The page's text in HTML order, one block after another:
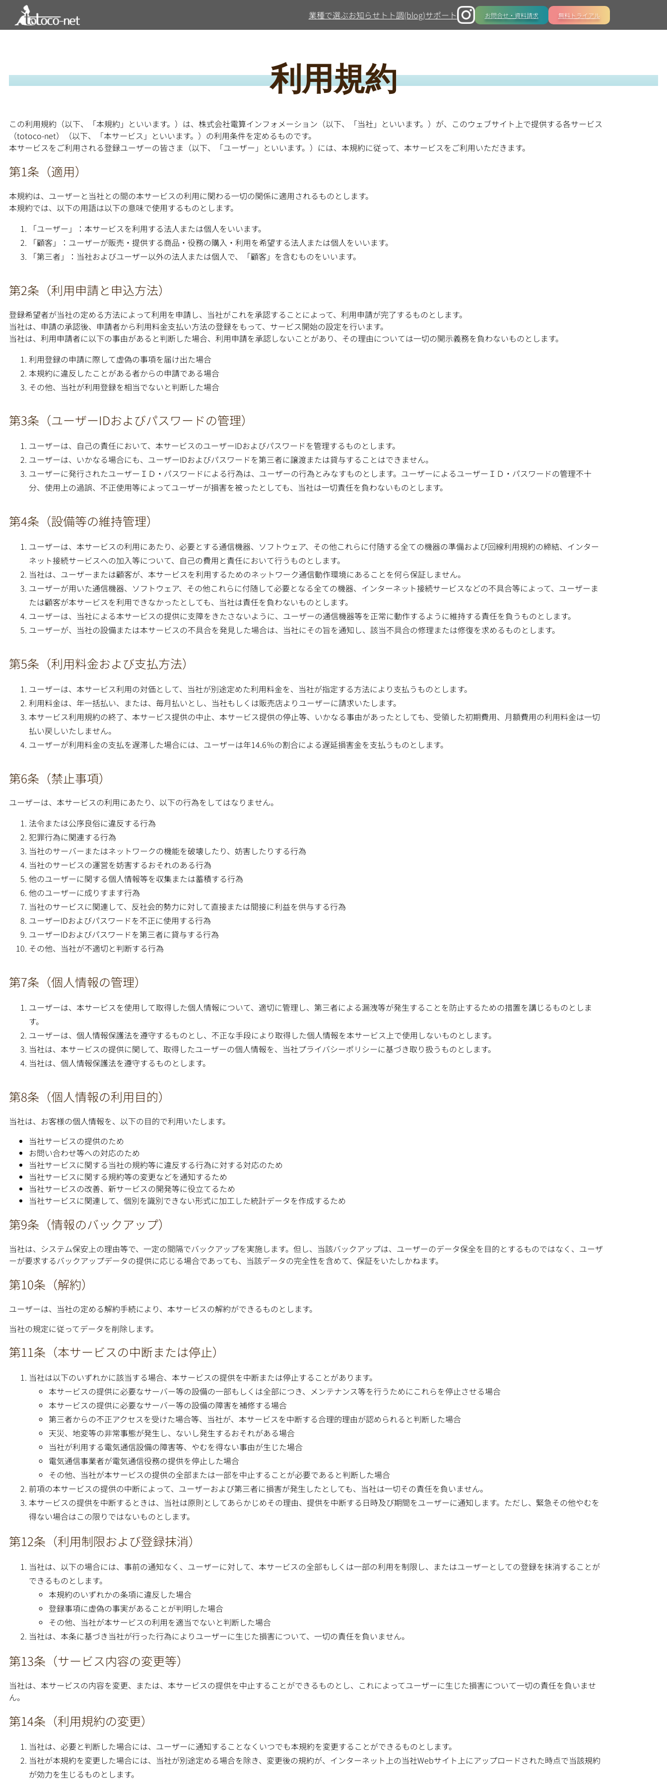
を
プ
業種で選ぶお知らせ トト調(blog)サポート Instagram
お問合せ・資料請求 無料トライアル
利用規約
この利用規約（以下、「本規約」といいます。）は、株式会社電算インフォメーション（以下、「当社」といいます。）が、このウェブサイト上で提供する各サービス
（totoco-net）（以下、「本サービス」といいます。）の利用条件を定めるものです。
本サービスをご利用される登録ユーザーの皆さま（以下、「ユーザー」といいます。）には、本規約に従って、本サービスをご利用いただきます。
第1条（適用）
本規約は、ユーザーと当社との間の本サービスの利用に関わる一切の関係に適用されるものとします。
本規約では、以下の用語は以下の意味で使用するものとします。
「ユーザー」：本サービスを利用する法人または個人をいいます。
「顧客」：ユーザーが販売・提供する商品・役務の購入・利用を希望する法人または個人をいいます。
「第三者」：当社およびユーザー以外の法人または個人で、「顧客」を含むものをいいます。
第2条（利用申請と申込方法）
登録希望者が当社の定める方法によって利用を申請し、当社がこれを承認することによって、利用申請が完了するものとします。
当社は、申請の承認後、申請者から利用料金支払い方法の登録をもって、サービス開始の設定を行います。
当社は、利用申請者に以下の事由があると判断した場合、利用申請を承認しないことがあり、その理由については一切の開示義務を負わないものとします。
利用登録の申請に際して虚偽の事項を届け出た場合
本規約に違反したことがある者からの申請である場合
その他、当社が利用登録を相当でないと判断した場合
第3条（ユーザーIDおよびパスワードの管理）
ユーザーは、自己の責任において、本サービスのユーザーIDおよびパスワードを管理するものとします。
ユーザーは、いかなる場合にも、ユーザーIDおよびパスワードを第三者に譲渡または貸与することはできません。
ユーザーに発行されたユーザーＩＤ・パスワードによる行為は、ユーザーの行為とみなすものとします。ユーザーによるユーザーＩＤ・パスワードの管理不十
分、使用上の過誤、不正使用等によってユーザーが損害を被ったとしても、当社は一切責任を負わないものとします。
第4条（設備等の維持管理）
ユーザーは、本サービスの利用にあたり、必要とする通信機器、ソフトウェア、その他これらに付随する全ての機器の準備および回線利用規約の締結、インター
ネット接続サービスへの加入等について、自己の費用と責任において行うものとします。
当社は、ユーザーまたは顧客が、本サービスを利用するためのネットワーク通信動作環境にあることを何ら保証しません。
ユーザーが用いた通信機器、ソフトウェア、その他これらに付随して必要となる全ての機器、インターネット接続サービスなどの不具合等によって、ユーザーま
たは顧客が本サービスを利用できなかったとしても、当社は責任を負わないものとします。
ユーザーは、当社による本サービスの提供に支障をきたさないように、ユーザーの通信機器等を正常に動作するように維持する責任を負うものとします。
ユーザーが、当社の設備または本サービスの不具合を発見した場合は、当社にその旨を通知し、該当不具合の修理または修復を求めるものとします。
第5条（利用料金および支払方法）
ユーザーは、本サービス利用の対価として、当社が別途定めた利用料金を、当社が指定する方法により支払うものとします。
利用料金は、年一括払い、または、毎月払いとし、当社もしくは販売店よりユーザーに請求いたします。
本サービス利用規約の終了、本サービス提供の中止、本サービス提供の停止等、いかなる事由があったとしても、受領した初期費用、月額費用の利用料金は一切
払い戻しいたしません。
ユーザーが利用料金の支払を遅滞した場合には、ユーザーは年14.6％の割合による遅延損害金を支払うものとします。
第6条（禁止事項）
ユーザーは、本サービスの利用にあたり、以下の行為をしてはなりません。
法令または公序良俗に違反する行為
犯罪行為に関連する行為
当社のサーバーまたはネットワークの機能を破壊したり、妨害したりする行為
当社のサービスの運営を妨害するおそれのある行為
他のユーザーに関する個人情報等を収集または蓄積する行為
他のユーザーに成りすます行為
当社のサービスに関連して、反社会的勢力に対して直接または間接に利益を供与する行為
ユーザーIDおよびパスワードを不正に使用する行為
ユーザーIDおよびパスワードを第三者に貸与する行為
その他、当社が不適切と判断する行為
第7条（個人情報の管理）
ユーザーは、本サービスを使用して取得した個人情報について、適切に管理し、第三者による漏洩等が発生することを防止するための措置を講じるものとしま
す。
ユーザーは、個人情報保護法を遵守するものとし、不正な手段により取得した個人情報を本サービス上で使用しないものとします。
当社は、本サービスの提供に関して、取得したユーザーの個人情報を、当社プライバシーポリシーに基づき取り扱うものとします。
当社は、個人情報保護法を遵守するものとします。
第8条（個人情報の利用目的）
当社は、お客様の個人情報を、以下の目的で利用いたします。
当社サービスの提供のため
お問い合わせ等への対応のため
当社サービスに関する当社の規約等に違反する行為に対する対応のため
当社サービスに関する規約等の変更などを通知するため
当社サービスの改善、新サービスの開発等に役立てるため
当社サービスに関連して、個別を識別できない形式に加工した統計データを作成するため
第9条（情報のバックアップ）
当社は、システム保安上の理由等で、一定の間隔でバックアップを実施します。但し、当該バックアップは、ユーザーのデータ保全を目的とするものではなく、ユーザ
ーが要求するバックアップデータの提供に応じる場合であっても、当該データの完全性を含めて、保証をいたしかねます。
第10条（解約）
ユーザーは、当社の定める解約手続により、本サービスの解約ができるものとします。
当社の規定に従ってデータを削除します。
第11条（本サービスの中断または停止）
当社は以下のいずれかに該当する場合、本サービスの提供を中断または停止することがあります。
本サービスの提供に必要なサーバー等の設備の一部もしくは全部につき、メンテナンス等を行うためにこれらを停止させる場合
本サービスの提供に必要なサーバー等の設備の障害を補修する場合
第三者からの不正アクセスを受けた場合等、当社が、本サービスを中断する合理的理由が認められると判断した場合
天災、地変等の非常事態が発生し、ないし発生するおそれがある場合
当社が利用する電気通信設備の障害等、やむを得ない事由が生じた場合
電気通信事業者が電気通信役務の提供を停止した場合
その他、当社が本サービスの提供の全部または一部を中止することが必要であると判断した場合
前項の本サービスの提供の中断によって、ユーザーおよび第三者に損害が発生したとしても、当社は一切その責任を負いません。
本サービスの提供を中断するときは、当社は原則としてあらかじめその理由、提供を中断する日時及び期間をユーザーに通知します。ただし、緊急その他やむを
得ない場合はこの限りではないものとします。
第12条（利用制限および登録抹消）
当社は、以下の場合には、事前の通知なく、ユーザーに対して、本サービスの全部もしくは一部の利用を制限し、またはユーザーとしての登録を抹消することが
できるものとします。
本規約のいずれかの条項に違反した場合
登録事項に虚偽の事実があることが判明した場合
その他、当社が本サービスの利用を適当でないと判断した場合
当社は、本条に基づき当社が行った行為によりユーザーに生じた損害について、一切の責任を負いません。
第13条（サービス内容の変更等）
当社は、本サービスの内容を変更、または、本サービスの提供を中止することができるものとし、これによってユーザーに生じた損害について一切の責任を負いませ
ん。
第14条（利用規約の変更）
当社は、必要と判断した場合には、ユーザーに通知することなくいつでも本規約を変更することができるものとします。
当社が本規約を変更した場合には、当社が別途定める場合を除き、変更後の規約が、インターネット上の当社Webサイト上にアップロードされた時点で当該規約
が効力を生じるものとします。